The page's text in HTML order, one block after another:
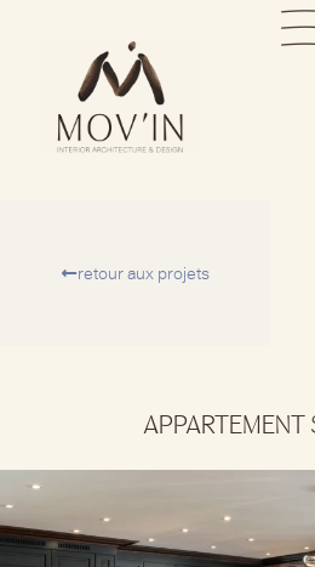
retour aux projets
APPARTEMENT